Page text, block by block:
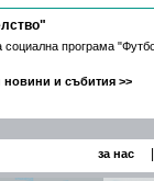
социална програма
и събития >>
за нас